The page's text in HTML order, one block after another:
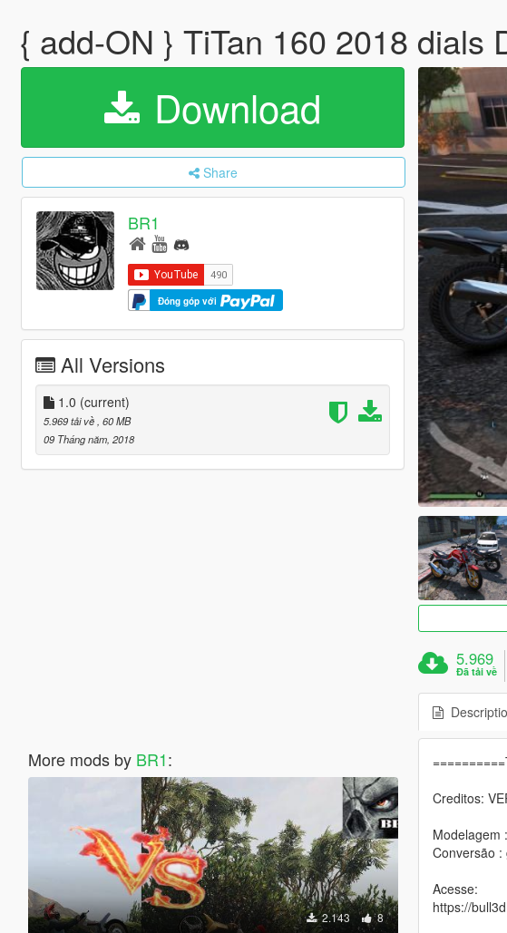
{ add-ON } TiTan 160 2018 dials
Download
Share
BR1
Đóng góp với
All Versions
1.0 (current)
5.969 tải về , 60 MB
09 Tháng năm, 2018
More mods by BR1:
2.143 8
5.969
Đã tải về
Creditos:
Modelagem
Conversão :
Acesse:
https://